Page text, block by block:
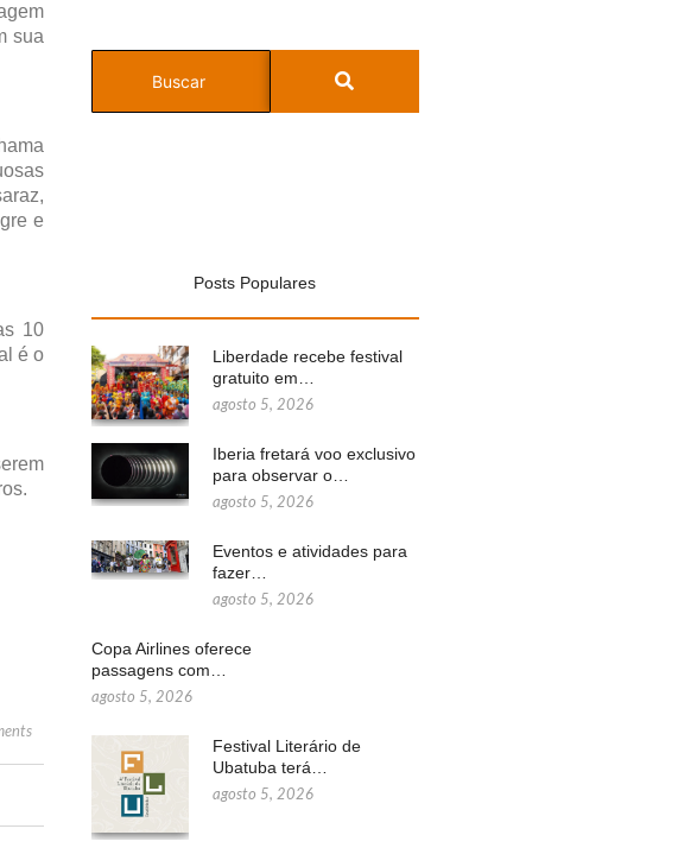
sua
e
10
é o
Posts Populares
Liberdade recebe festival
gratuito em…
agosto 5, 2026
Iberia fretará voo exclusivo
para observar o…
agosto 5, 2026
Eventos e atividades para
fazer…
agosto 5, 2026
Copa Airlines oferece
passagens com…
agosto 5, 2026
Festival Literário de
Ubatuba terá…
agosto 5, 2026